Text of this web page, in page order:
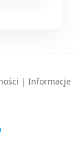
| Informacje